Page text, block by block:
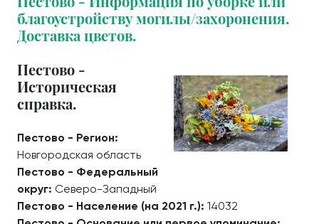
благоустройству могилы/захоронения.
Доставка цветов.
Пестово -
Историческая
справка.
Пестово - Регион:
Новгородская область
Пестово - Федеральный
округ: Северо-Западный
Пестово - Население (на 2021 г.): 14032